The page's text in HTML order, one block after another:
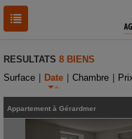
RESULTATS 8 BIENS
Surface
Date Chambre
Appartement à Gérardmer